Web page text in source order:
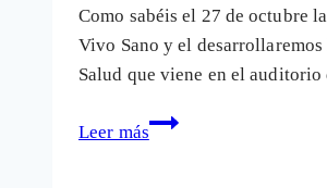
Como sabéis el 27 de octubre
Vivo Sano y el
Salud que viene en el
Leer más
Un